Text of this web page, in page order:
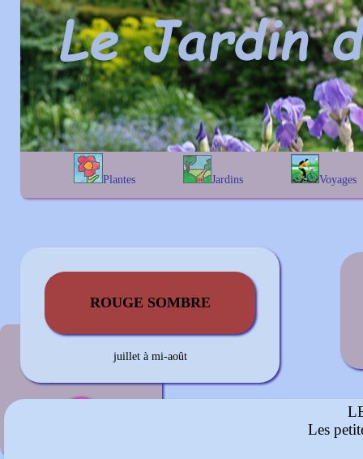
Plantes
A B C D
E
Jardins
alphabétique
Voyages
En Belgique
ROUGE SOMBRE
juillet à mi-août
Les